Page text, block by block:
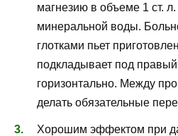
магнезию в объеме 1 ст.
минеральной воды.
глотками пьет
подкладывает под правый
горизонтально. Между
делать обязательные
Хорошим эффектом при